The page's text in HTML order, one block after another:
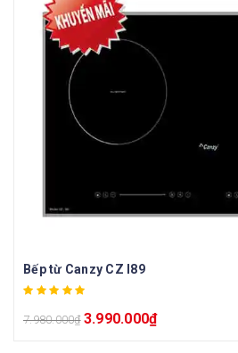
Bếp từ Canzy CZ I89
7.980.000₫ 3.990.000₫